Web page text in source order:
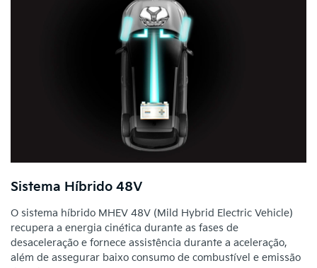
Sistema Híbrido 48V
O sistema híbrido MHEV 48V (Mild Hybrid Electric Vehicle)
recupera a energia cinética durante as fases de
desaceleração e fornece assistência durante a aceleração,
além de assegurar baixo consumo de combustível e emissão